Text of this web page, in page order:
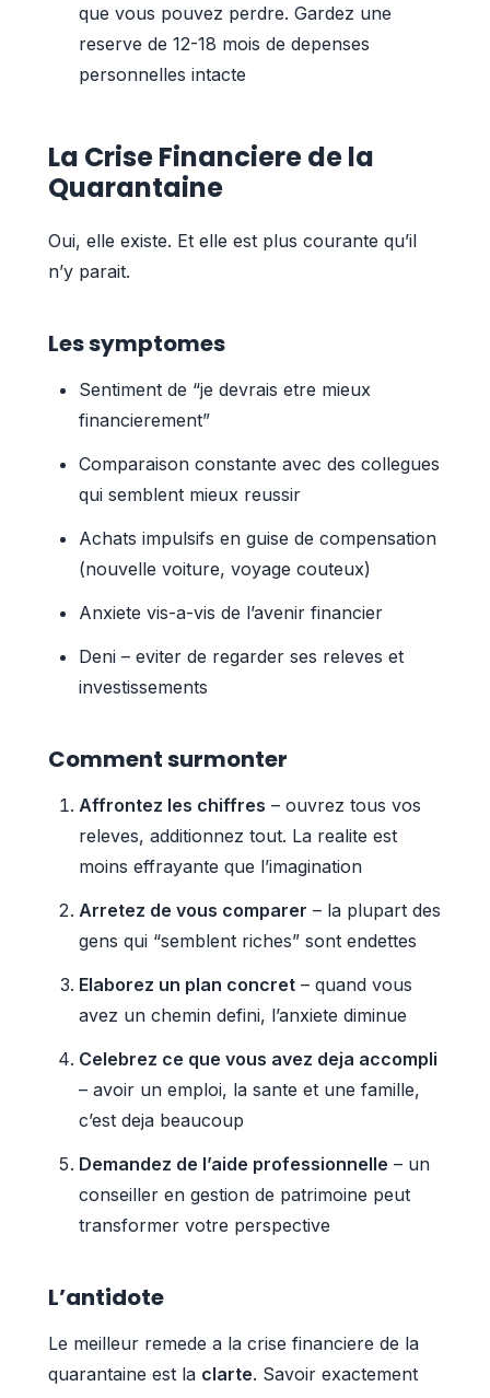
que vous pouvez perdre. Gardez une
reserve de 12-18 mois de depenses
personnelles intacte
La Crise Financiere de la
Quarantaine
Oui, elle existe. Et elle est plus courante qu’il
n’y parait.
Les symptomes
Sentiment de “je devrais etre mieux
financierement”
Comparaison constante avec des collegues
qui semblent mieux reussir
Achats impulsifs en guise de compensation
(nouvelle voiture, voyage couteux)
Anxiete vis-a-vis de l’avenir financier
Deni – eviter de regarder ses releves et
investissements
Comment surmonter
Affrontez les chiffres – ouvrez tous vos
releves, additionnez tout. La realite est
moins effrayante que l’imagination
Arretez de vous comparer – la plupart des
gens qui “semblent riches” sont endettes
Elaborez un plan concret – quand vous
avez un chemin defini, l’anxiete diminue
Celebrez ce que vous avez deja accompli
– avoir un emploi, la sante et une famille,
c’est deja beaucoup
Demandez de l’aide professionnelle – un
conseiller en gestion de patrimoine peut
transformer votre perspective
L’antidote
Le meilleur remede a la crise financiere de la
quarantaine est la clarte. Savoir exactement